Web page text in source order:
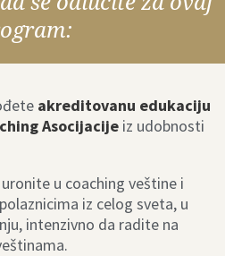
akreditovanu edukaciju
Asocijacijeiz udobnosti
u coaching veštine i
iz celog sveta, u
intenzivno da radite na